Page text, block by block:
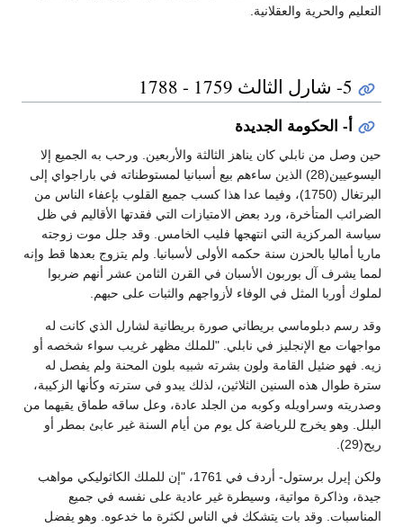
التعليم والحرية والعقلانية.
5- شارل الثالث 1759 - 1788
أ- الحكومة الجديدة
حين وصل من نابلي كان يناهز الثالثة والأربعين. ورحب به الجميع إلا
اليسوعيين(28) الذين ساءهم بيع أسبانيا لمستوطناته في باراجواي إلى
البرتغال (1750)، وفيما عدا هذا كسب جميع القلوب بإعفاء الناس من
الضرائب المتأخرة، ورد بعض الامتيازات التي فقدتها الأقاليم في ظل
سياسة المركزية التي انتهجها فليب الخامس. وقد جلل موت زوجته
ماريا أماليا بالحزن سنة حكمه الأولى لأسبانيا. ولم يتزوج بعدها قط وإنه
لمما يشرف آل بوربون الأسبان في القرن الثامن عشر أنهم ضربوا
لملوك أوربا المثل في الوفاء لأزواجهم والثبات على حبهم.
وقد رسم دبلوماسي بريطاني صورة بريطانية لشارل الذي كانت له
مواجهات مع الإنجليز في نابلي. "للملك مظهر غريب سواء شخصه أو
زيه. فهو ضئيل القامة ولون بشرته شبيه بلون المحنة ولم يفصل له
سترة طوال هذه السنين الثلاثين، لذلك يبدو في سترته وكأنها الزكيبة،
وصدريته وسراويله وكوبه من الجلد عادة، وعل ساقه طماق يقيهما من
البلل. وهو يخرج للرياضة كل يوم من أيام السنة غير عابئ بمطر أو
ريح(29).
ولكن إيرل برستول- أردف في 1761، "إن للملك الكاثوليكي مواهب
جيدة، وذاكرة مواتية، وسيطرة غير عادية على نفسه في جميع
المناسبات. وقد بات يتشكك في الناس لكثرة ما خدعوه. وهو يفضل